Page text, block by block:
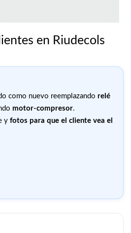
en Riudecols
como nuevo reemplazando relé
motor-compresor.
y fotos para que el cliente vea el